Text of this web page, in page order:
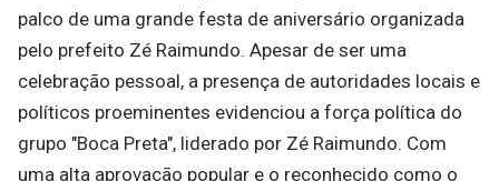
palco de uma grande festa de aniversário organizada
pelo prefeito Zé Raimundo. Apesar de ser uma
celebração pessoal, a presença de autoridades locais e
políticos proeminentes evidenciou a força política do
grupo "Boca Preta", liderado por Zé Raimundo. Com
uma alta aprovação popular e o reconhecido como o